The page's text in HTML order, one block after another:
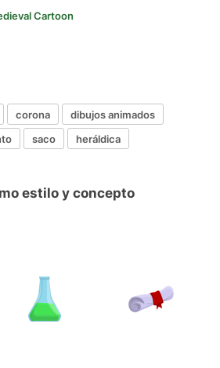
Cartoon
corona
dibujos animados
saco heráldica
estilo y concepto